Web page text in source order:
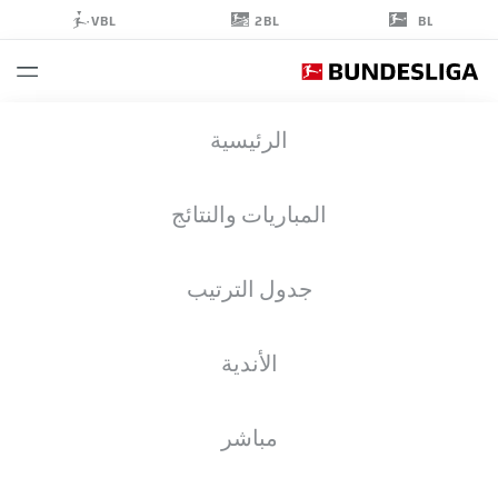
BL
2BL
VBL
الرئيسية
المباريات والنتائج
جدول الترتيب
الأندية
مباشر